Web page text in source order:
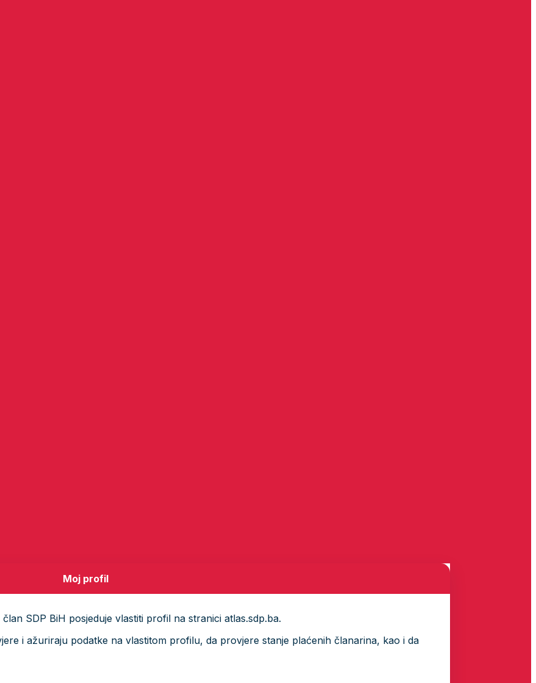
Moj profil
SDP BiH posjeduje vlastiti profil na stranici atlas.sdp.ba.
i ažuriraju podatke na vlastitom profilu, da provjere stanje plaćenih članarina, kao i da